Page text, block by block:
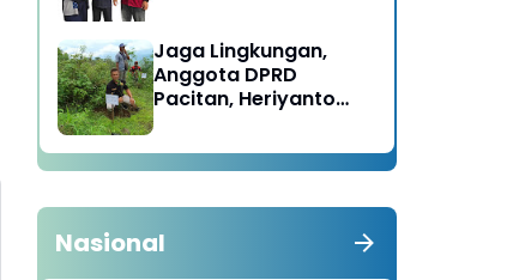
Karesidenan Madiun
Raya
Jaga Lingkungan,
Anggota DPRD
Pacitan, Heriyanto
Tebang 100 Pohon
diganti Tanam 1000
Nasional